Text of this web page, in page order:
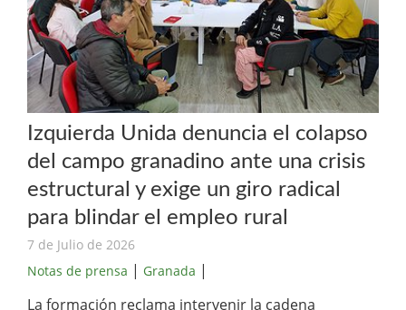
Izquierda Unida denuncia el colapso
del campo granadino ante una crisis
estructural y exige un giro radical
para blindar el empleo rural
7 de Julio de 2026
Notas de prensa | Granada |
La formación reclama intervenir la cadena